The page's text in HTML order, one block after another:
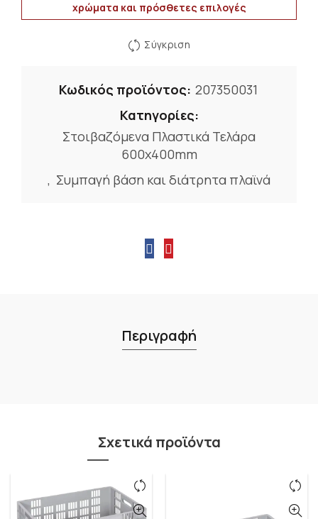
χρώματα και πρόσθετες επιλογές
Σύγκριση
Κωδικός προϊόντος: 207350031
Κατηγορίες:
Στοιβαζόμενα Πλαστικά Τελάρα
600x400mm
, Συμπαγή βάση και διάτρητα πλαϊνά
Περιγραφή
Σχετικά προϊόντα